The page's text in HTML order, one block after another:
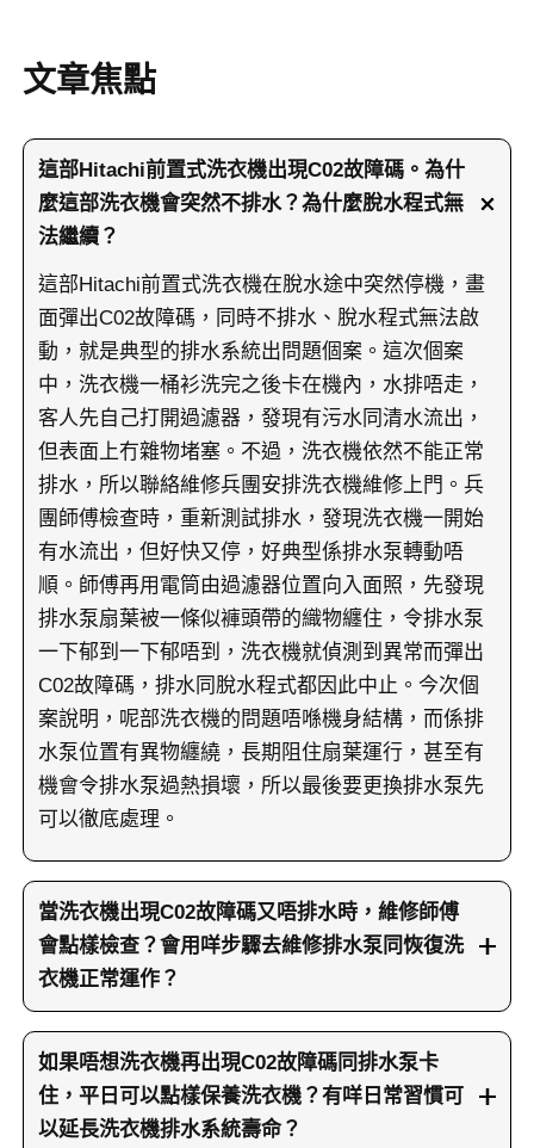
文章焦點
這部Hitachi前置式洗衣機出現C02故障碼。為什
麼這部洗衣機會突然不排水？為什麼脫水程式無
法繼續？
這部Hitachi前置式洗衣機在脫水途中突然停機，畫
面彈出C02故障碼，同時不排水、脫水程式無法啟
動，就是典型的排水系統出問題個案。這次個案
中，洗衣機一桶衫洗完之後卡在機內，水排唔走，
客人先自己打開過濾器，發現有污水同清水流出，
但表面上冇雜物堵塞。不過，洗衣機依然不能正常
排水，所以聯絡維修兵團安排洗衣機維修上門。兵
團師傅檢查時，重新測試排水，發現洗衣機一開始
有水流出，但好快又停，好典型係排水泵轉動唔
順。師傅再用電筒由過濾器位置向入面照，先發現
排水泵扇葉被一條似褲頭帶的織物纏住，令排水泵
一下郁到一下郁唔到，洗衣機就偵測到異常而彈出
C02故障碼，排水同脫水程式都因此中止。今次個
案說明，呢部洗衣機的問題唔喺機身結構，而係排
水泵位置有異物纏繞，長期阻住扇葉運行，甚至有
機會令排水泵過熱損壞，所以最後要更換排水泵先
可以徹底處理。
當洗衣機出現C02故障碼又唔排水時，維修師傅
會點樣檢查？會用咩步驟去維修排水泵同恢復洗
衣機正常運作？
當洗衣機顯示C02故障碼兼唔排水、唔能夠進入脫
水程式時，維修師傅上門後會先向客人了解洗衣機
之前的表現，好似係咪中途停機、過濾器有冇清
過、排水時有冇異聲等。之後師傅通常會先做一次
如果唔想洗衣機再出現C02故障碼同排水泵卡
住，平日可以點樣保養洗衣機？有咩日常習慣可
以延長洗衣機排水系統壽命？